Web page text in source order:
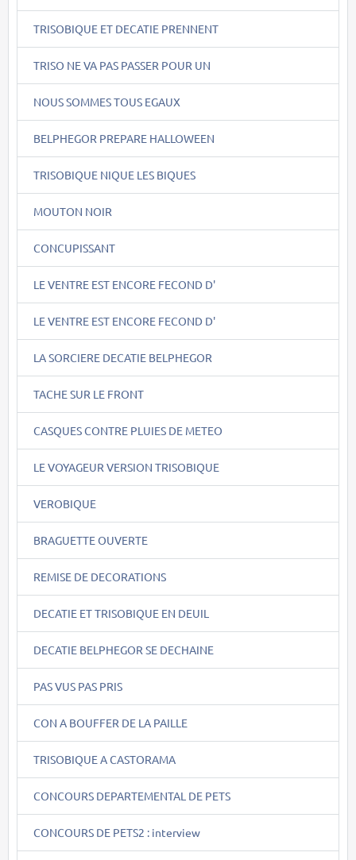
TRISOBIQUE ET DECATIE PRENNENT
TRISO NE VA PAS PASSER POUR UN
NOUS SOMMES TOUS EGAUX
BELPHEGOR PREPARE HALLOWEEN
TRISOBIQUE NIQUE LES BIQUES
MOUTON NOIR
CONCUPISSANT
LE VENTRE EST ENCORE FECOND D'
LE VENTRE EST ENCORE FECOND D'
LA SORCIERE DECATIE BELPHEGOR
TACHE SUR LE FRONT
CASQUES CONTRE PLUIES DE METEO
LE VOYAGEUR VERSION TRISOBIQUE
VEROBIQUE
BRAGUETTE OUVERTE
REMISE DE DECORATIONS
DECATIE ET TRISOBIQUE EN DEUIL
DECATIE BELPHEGOR SE DECHAINE
PAS VUS PAS PRIS
CON A BOUFFER DE LA PAILLE
TRISOBIQUE A CASTORAMA
CONCOURS DEPARTEMENTAL DE PETS
CONCOURS DE PETS2 : interview